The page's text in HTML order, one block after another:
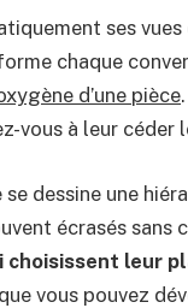
ses
chaque
d’une pièce
vous à leur céder
dessine une
écrasés sans
choisissent leur
vous pouvez